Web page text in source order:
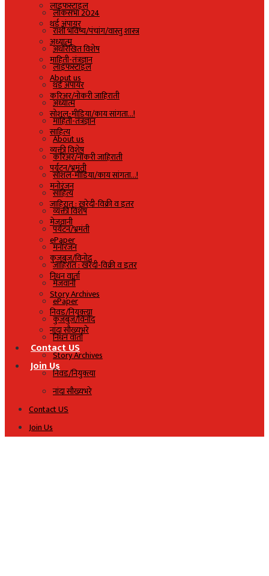
लाइफस्टाइल
थर्ड अंपायर
अध्यात्म
माहिती-तंत्रज्ञान
About us
करिअर/नोकरी जाहिराती
सोशल-मीडिया/काय सांगता…!
साहित्य
व्यक्ती विशेष
पर्यटन/भ्रमंती
मनोरंजन
जाहिरात : खरेदी-विक्री व इतर
मेजवानी
ePaper
कुजबुज/विनोद
निधन वार्ता
Story Archives
निवड/नियुक्त्या
नांदा सौख्यभरे
Contact US
Join Us
लोकसभा 2024
राशी भविष्य/पंचांग/वास्तु शास्त्र
अधोरेखित विशेष
लाइफस्टाइल
थर्ड अंपायर
अध्यात्म
माहिती-तंत्रज्ञान
About us
करिअर/नोकरी जाहिराती
सोशल-मीडिया/काय सांगता…!
साहित्य
व्यक्ती विशेष
पर्यटन/भ्रमंती
मनोरंजन
जाहिरात : खरेदी-विक्री व इतर
मेजवानी
ePaper
कुजबुज/विनोद
निधन वार्ता
Story Archives
निवड/नियुक्त्या
नांदा सौख्यभरे
Contact US
Join Us